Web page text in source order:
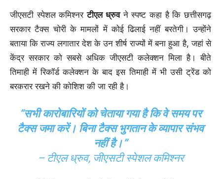
जीएसटी स्पेशल कमिश्नरटीएल ध्रुवने स्पष्ट कहा है कि छत्तीसगढ़
सरकार टैक्स चोरी के मामलों में कोई ढिलाई नहीं बरतेगी। उन्होंने
बताया कि राज्य लगातार देश के उन शीर्ष राज्यों में बना हुआ है, जहां से
केंद्र सरकार को सबसे अधिक जीएसटी कलेक्शन मिला है। बीते
तिमाही में रिकॉर्ड कलेक्शन के बाद इस तिमाही में भी उसी ट्रेंड को
बरकरार रखने की कोशिश की जा रही है।
“सभी कारोबारियों को चेताया गया है कि वे समय पर
टैक्स जमा करें। बिना टैक्स भुगतान के व्यापार संभव
नहीं है।”
– टीएल ध्रुव, जीएसटी स्पेशल कमिश्नर